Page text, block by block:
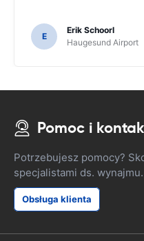
E
Erik Schoorl
Haugesund Airport
Pomoc i
Potrzebujesz pomocy?
specjalistami ds. wynajmu.
Obsługa klienta